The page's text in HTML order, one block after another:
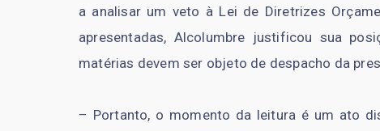
a analisar um veto à Lei de Diretrizes
apresentadas, Alcolumbre justificou sua
matérias devem ser objeto de despacho da
– Portanto, o momento da leitura é um ato